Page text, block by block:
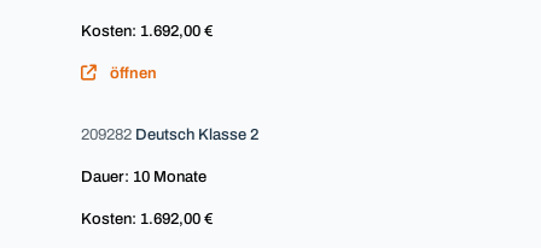
Kosten: 1.692,00 €
öffnen
209282 Deutsch Klasse 2
Dauer: 10 Monate
Kosten: 1.692,00 €